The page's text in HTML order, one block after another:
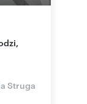
Struga